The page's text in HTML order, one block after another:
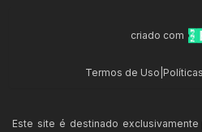
criado com
Termos de Uso
Este site é destinado